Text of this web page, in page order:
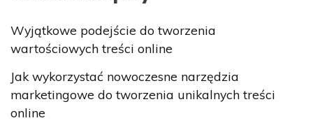
Wyjątkowe podejście do tworzenia
wartościowych treści online
Jak wykorzystać nowoczesne narzędzia
marketingowe do tworzenia unikalnych treści
online